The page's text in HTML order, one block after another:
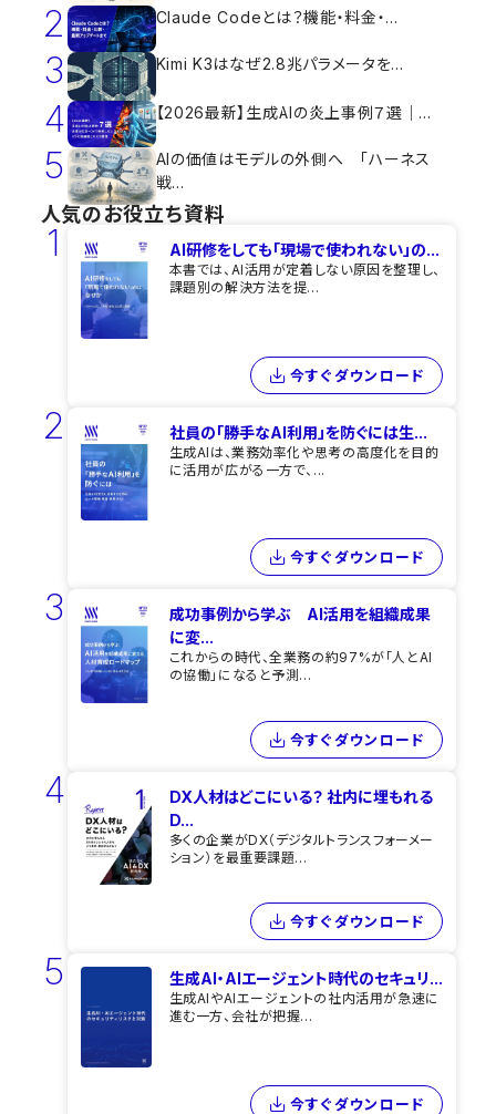
2 Claude Codeとは？機能・料金・...
3 Kimi K3はなぜ2.8兆パラメータを...
4 【2026最新】生成AIの炎上事例７選｜...
5
AIの価値はモデルの外側へ 「ハーネス
戦...
人気のお役立ち資料
1 AI研修をしても​「現場で使われない」の...
本書では、AI活用が定着しない原因を整理し、
課題別の解決方法を提...
今すぐダウンロード
2 社員の「勝手なAI利用」を​防ぐには​生...
生成AIは、業務効率化や思考の高度化を目的
に活用が広がる一方で、...
今すぐダウンロード
3
成功事例から学ぶ AI活用を組織成果
に変...
これからの時代、全業務の約97%が「人とAI
の協働」になると予測...
今すぐダウンロード
4
DX人材はどこにいる？ 社内に埋もれる
D...
多くの企業がDX（デジタルトランスフォーメー
ション）を最重要課題...
今すぐダウンロード
5 生成AI・AIエージェント時代のセキュリ...
生成AIやAIエージェントの社内活用が急速に
進む一方、会社が把握...
今すぐダウンロード